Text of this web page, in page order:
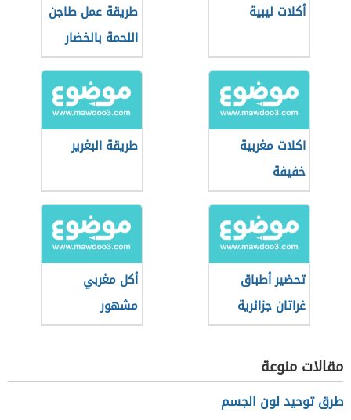
أكلات ليبية
طريقة عمل طاجن
اللحمة بالخضار
اكلات مغربية
خفيفة
طريقة البغرير
تحضير أطباق
غراتان جزائرية
أكل مغربي
مشهور
مقالات منوعة
طرق توحيد لون الجسم